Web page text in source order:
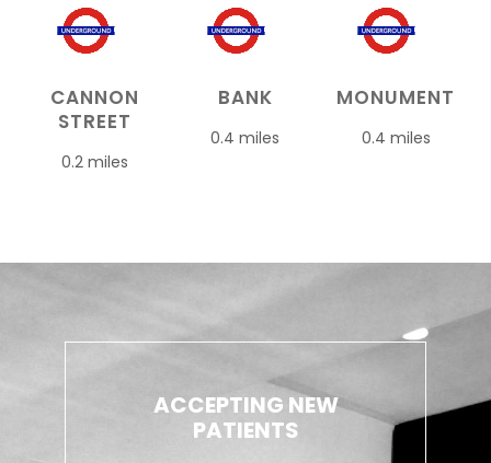
CANNON
STREET
0.2 miles
BANK
0.4 miles
MONUMENT
0.4 miles
ACCEPTING NEW
PATIENTS